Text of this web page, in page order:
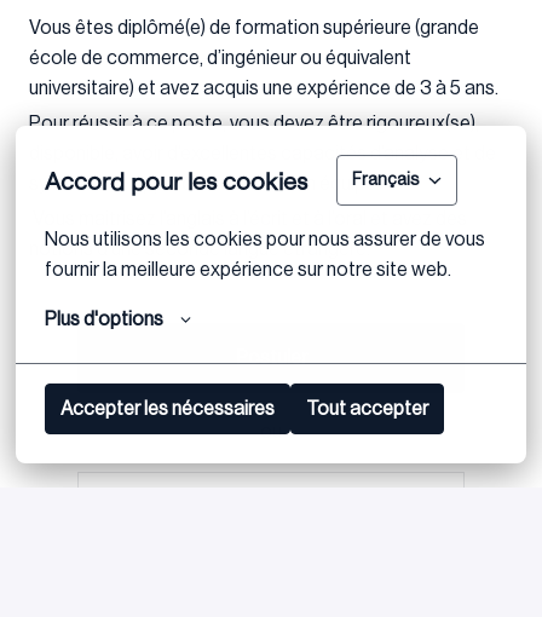
Accord pour les cookies Français
Nous utilisons les cookies pour nous assurer de vous
fournir la meilleure expérience sur notre site web.
Plus d'options
Accepter les nécessaires Tout accepter
Vous êtes diplômé(e) de formation supérieure (grande
école de commerce, d’ingénieur ou équivalent
universitaire) et avez acquis une expérience de 3 à 5 ans.
Pour réussir à ce poste, vous devez être rigoureux(se),
disponible, avoir d’excellentes capacités d’analyse et de
synthèse et appréciez travailler en équipe.
notions d’une seconde langue étrangère.
ou